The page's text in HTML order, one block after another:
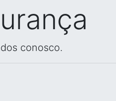
conosco.